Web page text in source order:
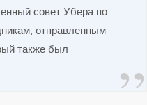
совет Убера по
отправленным
также был